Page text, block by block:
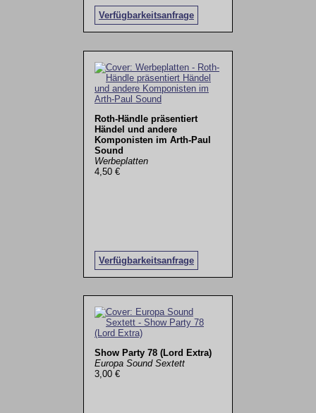
Verfügbarkeitsanfrage
Roth-Händle präsentiert
Händel und andere
Komponisten im Arth-Paul
Sound
Werbeplatten
4,50 €
Verfügbarkeitsanfrage
Show Party 78 (Lord Extra)
Europa Sound Sextett
3,00 €